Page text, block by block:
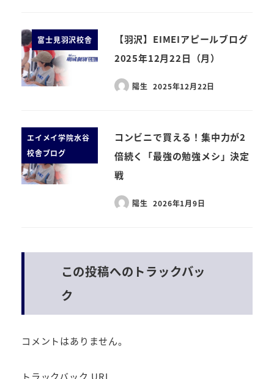
富士見羽沢校舎
【羽沢】EIMEIアピールブログ
2025年12月22日（月）
陽生 2025年12月22日
エイメイ学院水谷
校舎ブログ
コンビニで買える！集中力が2
倍続く「最強の勉強メシ」決定
戦
陽生 2026年1月9日
この投稿へのトラックバッ
ク
コメントはありません。
トラックバック URL